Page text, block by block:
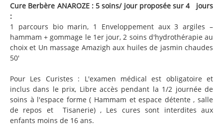
Cure Berbère ANAROZE : 5 soins/ jour proposée sur 4 jours
:
1 parcours bio marin, 1 Enveloppement aux 3 argiles –
hammam + gommage le 1er jour, 2 soins d'hydrothérapie au
choix et Un massage Amazigh aux huiles de jasmin chaudes
50'
Pour Les Curistes : L'examen médical est obligatoire et
inclus dans le prix, Libre accès pendant la 1/2 journée de
soins à l'espace forme ( Hammam et espace détente , salle
de repos et Tisanerie) , Les cures sont interdites aux
enfants moins de 16 ans.